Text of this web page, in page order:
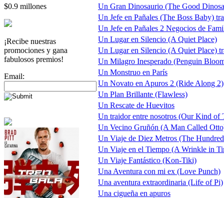
$0.9 millones
¡Recibe nuestras
promociones y gana
fabulosos premios!
Email:
Un Gran Dinosaurio (The Good
Un Jefe en Pañales (The Boss Baby)
Un Jefe en Pañales 2 Negocios de
Un Lugar en Silencio (A Quiet Place)
Un Lugar en Silencio (A Quiet Place)
Un Milagro Inesperado (Penguin
Un Monstruo en París
Un Novato en Apuros 2 (Ride Along 2)
Un Plan Brillante (Flawless)
Un Rescate de Huevitos
Un traidor entre nosotros (Our Kind of
Un Vecino Gruñón (A Man Called
Un Viaje de Diez Metros (The
Un Viaje en el Tiempo (A Wrinkle in
Un Viaje Fantástico (Kon-Tiki)
Una Aventura con mi ex (Love Punch)
Una aventura extraordinaria (Life of Pi)
Una cigueña en apuros